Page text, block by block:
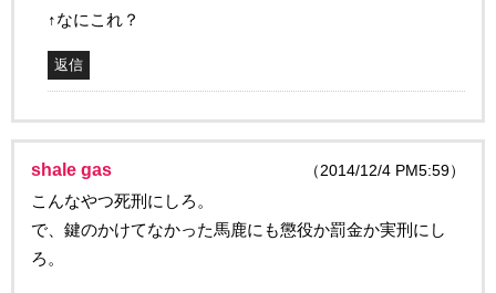
↑なにこれ？
返信
shale gas （2014/12/4 PM5:59）
こんなやつ死刑にしろ。
で、鍵のかけてなかった馬鹿にも懲役か罰金か実刑にし
ろ。